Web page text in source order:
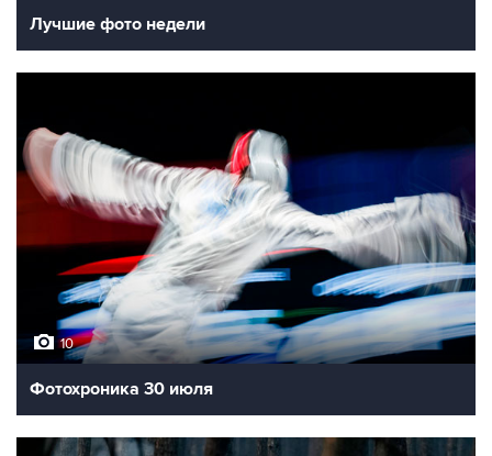
Лучшие фото недели
10
Фотохроника 30 июля